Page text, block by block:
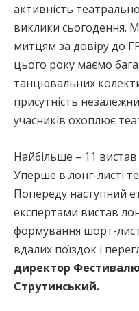
активність
виклики сьогодення.
митцям за довіру до
цього року маємо
танцювальних
присутність
учасників охоплює
Найбільше – 11 вистав
Уперше в лонг-листі
Попереду наступний
експертами вистав
формування шорт-
вдалих поїздок і
директор
Струтинський.